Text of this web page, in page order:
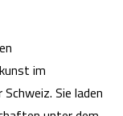
im
Sie laden